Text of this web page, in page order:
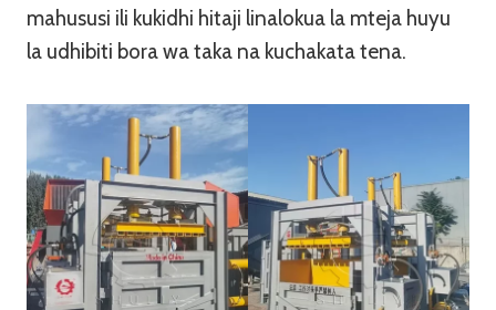
mahususi ili kukidhi hitaji linalokua la mteja huyu
la udhibiti bora wa taka na kuchakata tena.